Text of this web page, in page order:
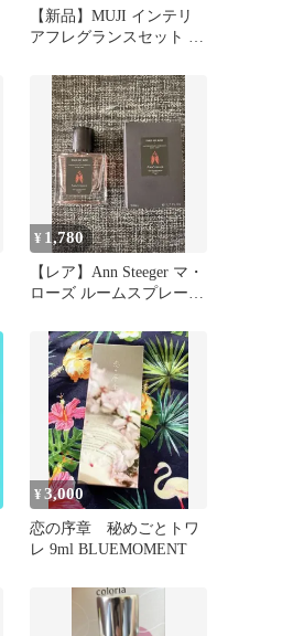
【新品】MUJI インテリ
アフレグランスセット グ
¥ 1,780
【レア】Ann Steeger マ・
ローズ ルームスプレー
¥3,000
恋の序章 秘めごとトワ
レ 9ml BLUEMOMENT